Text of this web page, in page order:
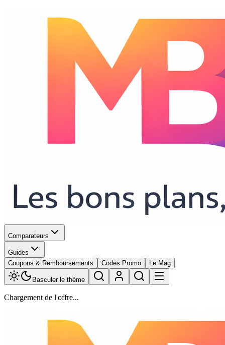
Comparateurs
Guides
Coupons & Remboursements
Codes Promo Le Mag
Basculer le thème
Chargement de l'offre...